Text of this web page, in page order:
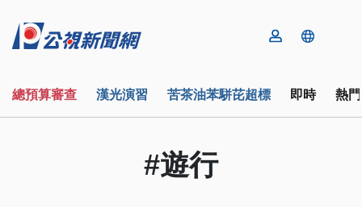
總預算審查 漢光演習 苦茶油苯駢芘超標 即時 熱
#遊行